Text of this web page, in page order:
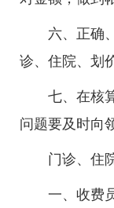
六、正确
诊、住院、划
七、在核
问题要及时向
门诊、住
一、收费